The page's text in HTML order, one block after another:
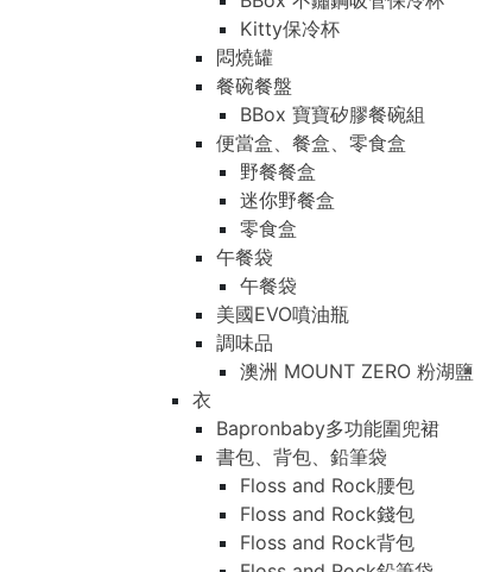
Kitty保冷杯
悶燒罐
餐碗餐盤
BBox 寶寶矽膠餐碗組
便當盒、餐盒、零食盒
野餐餐盒
迷你野餐盒
零食盒
午餐袋
午餐袋
美國EVO噴油瓶
調味品
澳洲 MOUNT ZERO 粉湖鹽
衣
Bapronbaby多功能圍兜裙
書包、背包、鉛筆袋
Floss and Rock腰包
Floss and Rock錢包
Floss and Rock背包